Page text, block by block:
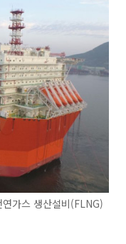
가스 생산설비(FLNG)